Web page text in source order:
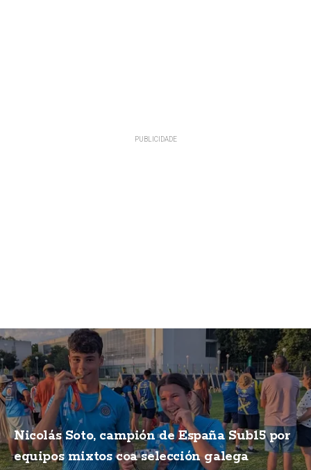
Nicolás Soto, campión de España Sub15 por
equipos mixtos coa selección galega